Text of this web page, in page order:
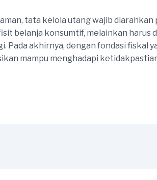
tata kelola utang wajib
belanja konsumtif, melainkan harus
akhirnya, dengan fondasi fiskal
mampu menghadapi